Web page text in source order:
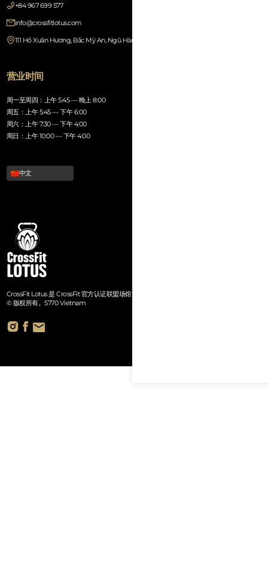
+84 967 699 577
info@crossfitlotus.com
111 Hồ Xuân Hương, Bắc Mỹ An, Ngũ Hành Sơn, Đà Nẵng 550000, Vietnam
营业时间
周一至周四：上午 5:45 — 晚上 8:00
周五：上午 5:45 — 下午 6:00
周六：上午 7:30 — 下午 4:00
周日：上午 10:00 — 下午 4:00
中文
CrossFit Lotus 是 CrossFit 官方认证联盟场馆。
© 版权所有。5770 Vietnam